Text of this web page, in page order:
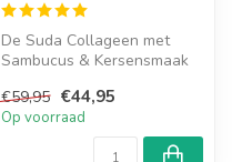
De Suda Collageen met
Sambucus & Kersensmaak
collageendrank...
€59,95 €44,95
Op voorraad